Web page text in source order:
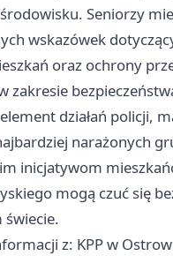
Seniorzy
wskazówek
oraz ochrony
zakresie
działań policji,
narażonych
inicjatywom
mogą czuć się
z: KPP w